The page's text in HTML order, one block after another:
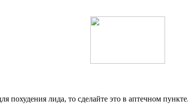
похудения лида, то сделайте это в аптечном пункте.